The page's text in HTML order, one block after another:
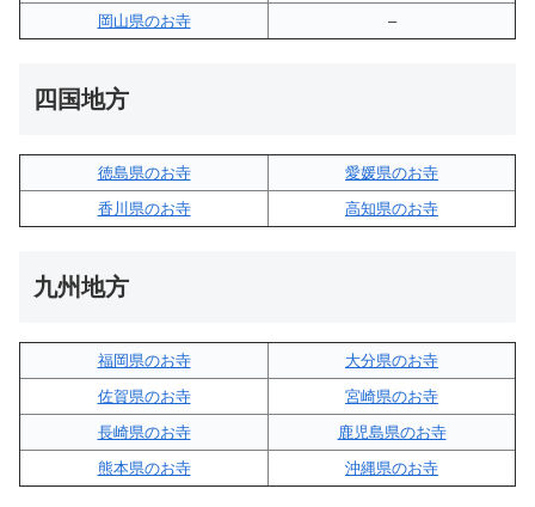
岡山県のお寺
–
四国地方
徳島県のお寺
愛媛県のお寺
香川県のお寺
高知県のお寺
九州地方
福岡県のお寺
大分県のお寺
佐賀県のお寺
宮崎県のお寺
長崎県のお寺
鹿児島県のお寺
熊本県のお寺
沖縄県のお寺